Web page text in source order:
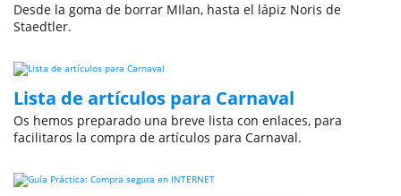
Desde la goma de borrar MIlan, hasta el lápiz Noris de
Staedtler.
Lista de artículos para Carnaval
Os hemos preparado una breve lista con enlaces, para
facilitaros la compra de artículos para Carnaval.